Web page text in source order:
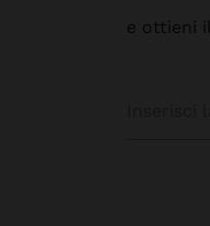
e ottieni